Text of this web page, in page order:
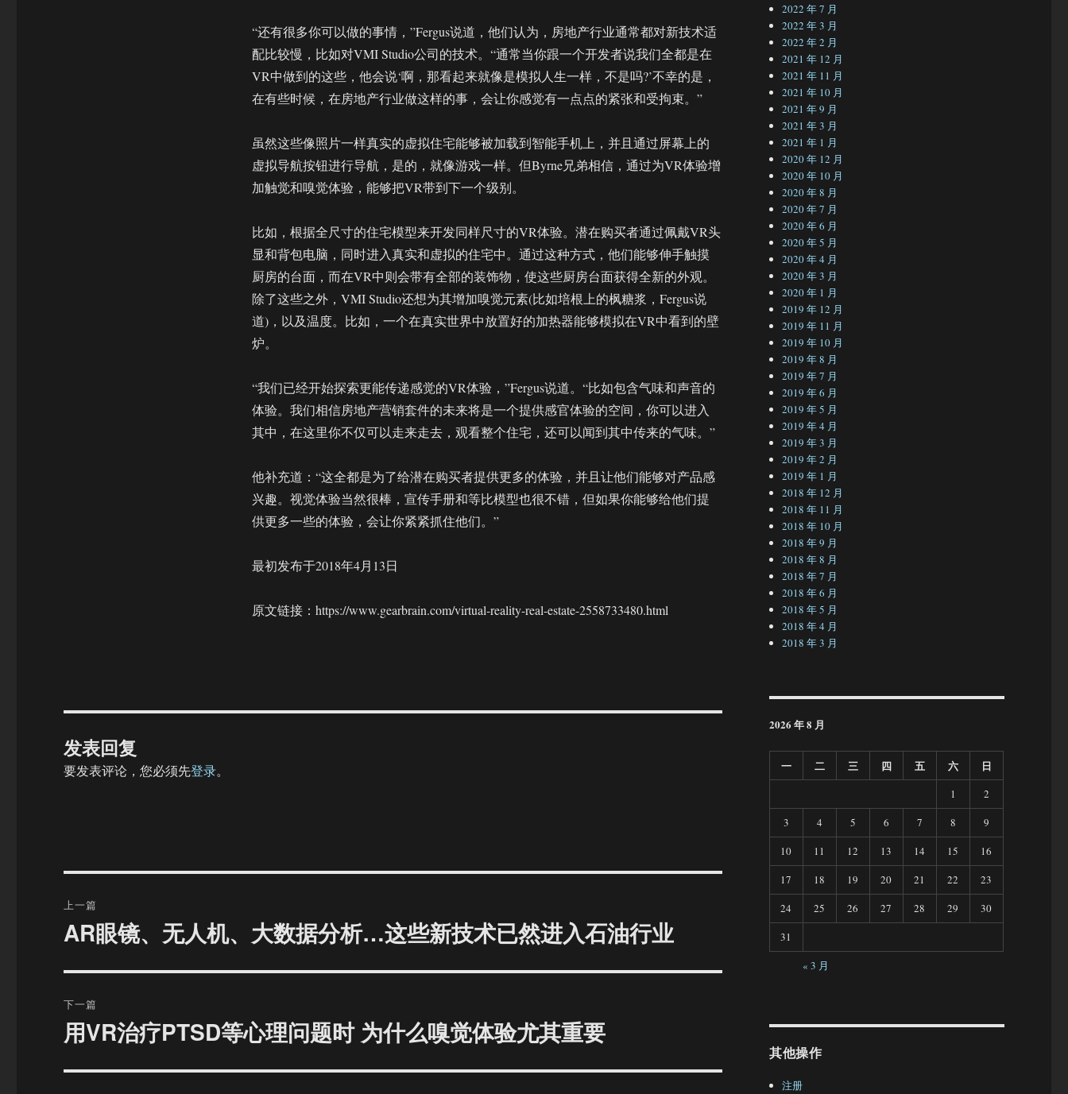
“还有很多你可以做的事情，”Fergus说道，他们认为，房地产行业通常都对新技术适
配比较慢，比如对VMI Studio公司的技术。“通常当你跟一个开发者说我们全都是在
VR中做到的这些，他会说‘啊，那看起来就像是模拟人生一样，不是吗?’不幸的是，
在有些时候，在房地产行业做这样的事，会让你感觉有一点点的紧张和受拘束。”
虽然这些像照片一样真实的虚拟住宅能够被加载到智能手机上，并且通过屏幕上的
虚拟导航按钮进行导航，是的，就像游戏一样。但Byrne兄弟相信，通过为VR体验增
加触觉和嗅觉体验，能够把VR带到下一个级别。
比如，根据全尺寸的住宅模型来开发同样尺寸的VR体验。潜在购买者通过佩戴VR头
显和背包电脑，同时进入真实和虚拟的住宅中。通过这种方式，他们能够伸手触摸
厨房的台面，而在VR中则会带有全部的装饰物，使这些厨房台面获得全新的外观。
除了这些之外，VMI Studio还想为其增加嗅觉元素(比如培根上的枫糖浆，Fergus说
道)，以及温度。比如，一个在真实世界中放置好的加热器能够模拟在VR中看到的壁
炉。
“我们已经开始探索更能传递感觉的VR体验，”Fergus说道。“比如包含气味和声音的
体验。我们相信房地产营销套件的未来将是一个提供感官体验的空间，你可以进入
其中，在这里你不仅可以走来走去，观看整个住宅，还可以闻到其中传来的气味。”
他补充道：“这全都是为了给潜在购买者提供更多的体验，并且让他们能够对产品感
兴趣。视觉体验当然很棒，宣传手册和等比模型也很不错，但如果你能够给他们提
供更多一些的体验，会让你紧紧抓住他们。”
最初发布于2018年4月13日
原文链接：https://www.gearbrain.com/virtual-reality-real-estate-2558733480.html
发表回复
要发表评论，您必须先登录。
章
上一篇
上
文
AR眼镜、无人机、大数据分析…这些新技术已然进入石油行业
下一篇
下
篇
文
用VR治疗PTSD等心理问题时 为什么嗅觉体验尤其重要
2022 年 7 月
2022 年 3 月
2022 年 2 月
2021 年 12 月
2021 年 11 月
2021 年 10 月
2021 年 9 月
2021 年 3 月
2021 年 1 月
2020 年 12 月
2020 年 10 月
2020 年 8 月
2020 年 7 月
2020 年 6 月
2020 年 5 月
2020 年 4 月
2020 年 3 月
2020 年 1 月
2019 年 12 月
2019 年 11 月
2019 年 10 月
2019 年 8 月
2019 年 7 月
2019 年 6 月
2019 年 5 月
2019 年 4 月
2019 年 3 月
2019 年 2 月
2019 年 1 月
2018 年 12 月
2018 年 11 月
2018 年 10 月
2018 年 9 月
2018 年 8 月
2018 年 7 月
2018 年 6 月
2018 年 5 月
2018 年 4 月
2018 年 3 月
2026 年 8 月
一 二 三 四 五 六 日
1
2
3
4 5 6 7 8
9
10
11 12 13 14 15
16
17
18 19 20 21 22
23
24
25 26 27 28 29
30
31
« 3 月
其他操作
注册